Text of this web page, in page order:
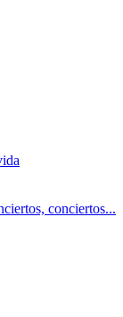
сonciertos...